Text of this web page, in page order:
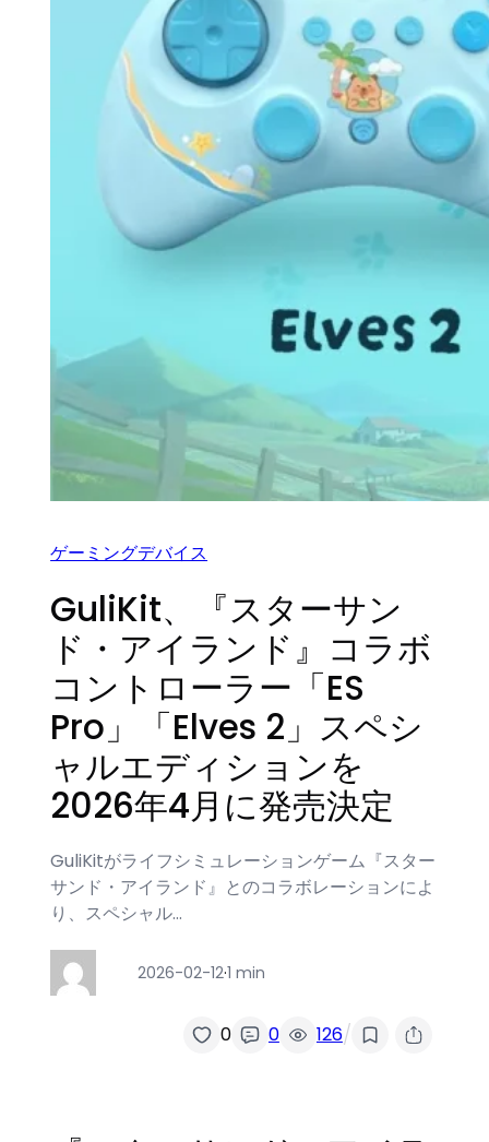
ゲーミングデバイス
GuliKit、『スターサン
ド・アイランド』コラボ
コントローラー「ES
Pro」「Elves 2」スペシ
ャルエディションを
2026年4月に発売決定
GuliKitがライフシミュレーションゲーム『スター
サンド・アイランド』とのコラボレーションによ
り、スペシャル…
2026-02-12·1 min
0 0 126/